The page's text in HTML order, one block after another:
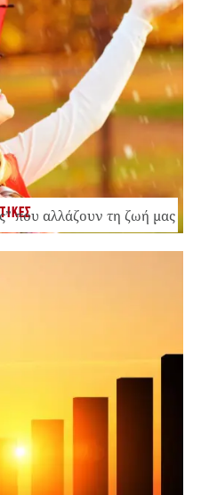
που αλλάζουν τη ζωή μας